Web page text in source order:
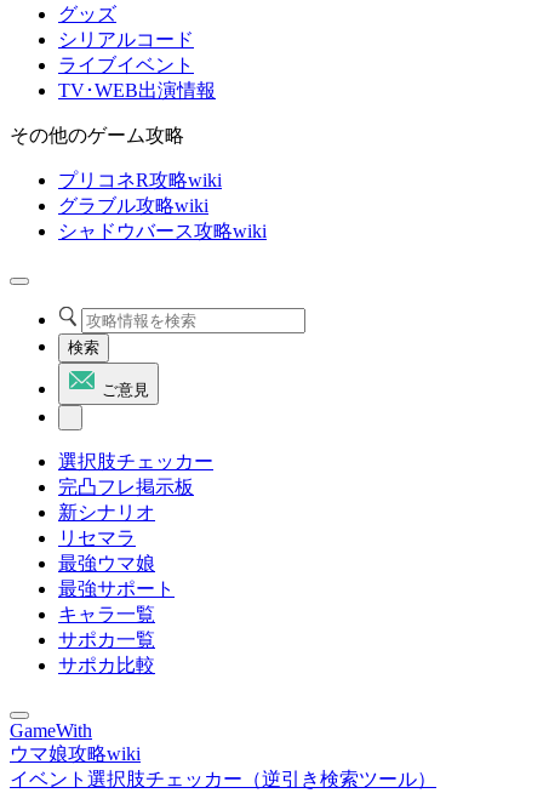
グッズ
シリアルコード
ライブイベント
TV･WEB出演情報
その他のゲーム攻略
プリコネR攻略wiki
グラブル攻略wiki
シャドウバース攻略wiki
検索
ご意見
選択肢チェッカー
完凸フレ掲示板
新シナリオ
リセマラ
最強ウマ娘
最強サポート
キャラ一覧
サポカ一覧
サポカ比較
GameWith
ウマ娘攻略wiki
イベント選択肢チェッカー（逆引き検索ツール）